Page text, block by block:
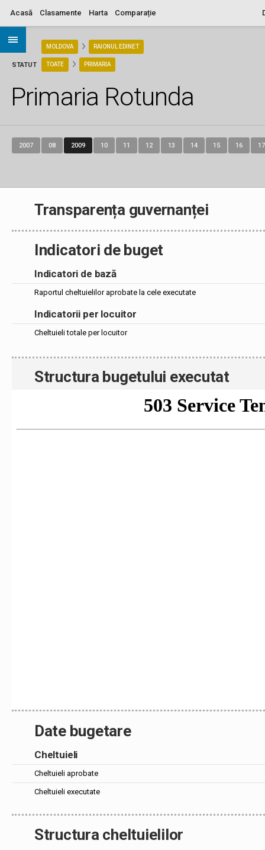
Acasă Clasamente Harta Comparație
STATUT
MOLDOVA RAIONUL EDINET
TOATE PRIMARIA
Primaria Rotunda
2007 08 2009 10 11 12 13 14 15 16 17
Transparența guvernanței
Indicatori de buget
Indicatori de bază
Raportul cheltuielilor aprobate la cele executate
Indicatorii per locuitor
Cheltuieli totale per locuitor
Structura bugetului executat
Date bugetare
Cheltuieli
Cheltuieli aprobate
Cheltuieli executate
Structura cheltuielilor